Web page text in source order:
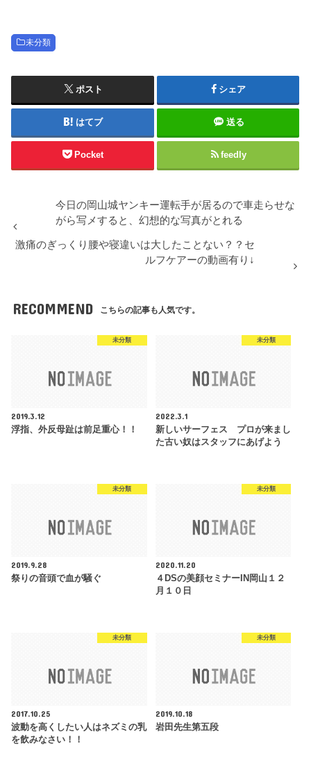
未分類
ポスト シェア
はてブ 送る
Pocket feedly
今日の岡山城ヤンキー運転手が居るので車走らせな
がら写メすると、幻想的な写真がとれる
激痛のぎっくり腰や寝違いは大したことない？？セ
ルフケアーの動画有り↓
RECOMMEND こちらの記事も人気です。
未分類
2019.3.12
浮指、外反母趾は前足重心！！
未分類
2022.3.1
新しいサーフェス プロが来まし
た古い奴はスタッフにあげよう
未分類
2019.9.28
祭りの音頭で血が騒ぐ
未分類
2020.11.20
４DSの美顔セミナーIN岡山１２
月１０日
未分類
2017.10.25
波動を高くしたい人はネズミの乳
を飲みなさい！！
未分類
2019.10.18
岩田先生第五段